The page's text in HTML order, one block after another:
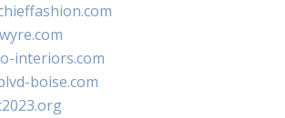
interiors.com
boise.com